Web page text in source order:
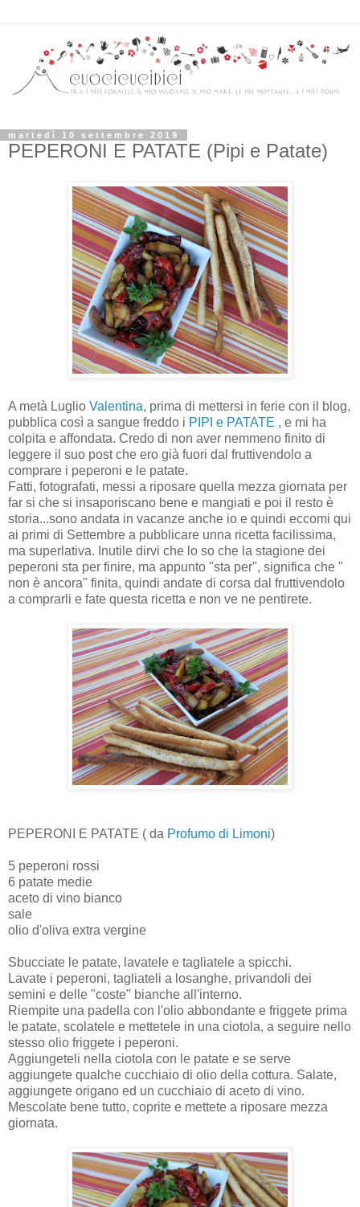
martedì 10 settembre 2019
PEPERONI E PATATE (Pipi e Patate)
A metà Luglio Valentina, prima di mettersi in ferie con il blog,
pubblica così a sangue freddo i PIPI e PATATE , e mi ha
colpita e affondata. Credo di non aver nemmeno finito di
leggere il suo post che ero già fuori dal fruttivendolo a
comprare i peperoni e le patate.
Fatti, fotografati, messi a riposare quella mezza giornata per
far si che si insaporiscano bene e mangiati e poi il resto è
storia...sono andata in vacanze anche io e quindi eccomi qui
ai primi di Settembre a pubblicare unna ricetta facilissima,
ma superlativa. Inutile dirvi che lo so che la stagione dei
peperoni sta per finire, ma appunto "sta per", significa che "
non è ancora" finita, quindi andate di corsa dal fruttivendolo
a comprarli e fate questa ricetta e non ve ne pentirete.
PEPERONI E PATATE ( da Profumo di Limoni)
5 peperoni rossi
6 patate medie
aceto di vino bianco
sale
olio d'oliva extra vergine
Sbucciate le patate, lavatele e tagliatele a spicchi.
Lavate i peperoni, tagliateli a losanghe, privandoli dei
semini e delle "coste" bianche all'interno.
Riempite una padella con l'olio abbondante e friggete prima
le patate, scolatele e mettetele in una ciotola, a seguire nello
stesso olio friggete i peperoni.
Aggiungeteli nella ciotola con le patate e se serve
aggiungete qualche cucchiaio di olio della cottura. Salate,
aggiungete origano ed un cucchiaio di aceto di vino.
Mescolate bene tutto, coprite e mettete a riposare mezza
giornata.